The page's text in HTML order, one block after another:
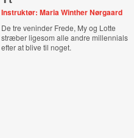
Instruktør: Maria Winther Nørgaard
De tre veninder Frede, My og Lotte
stræber ligesom alle andre millennials
efter at blive til noget.